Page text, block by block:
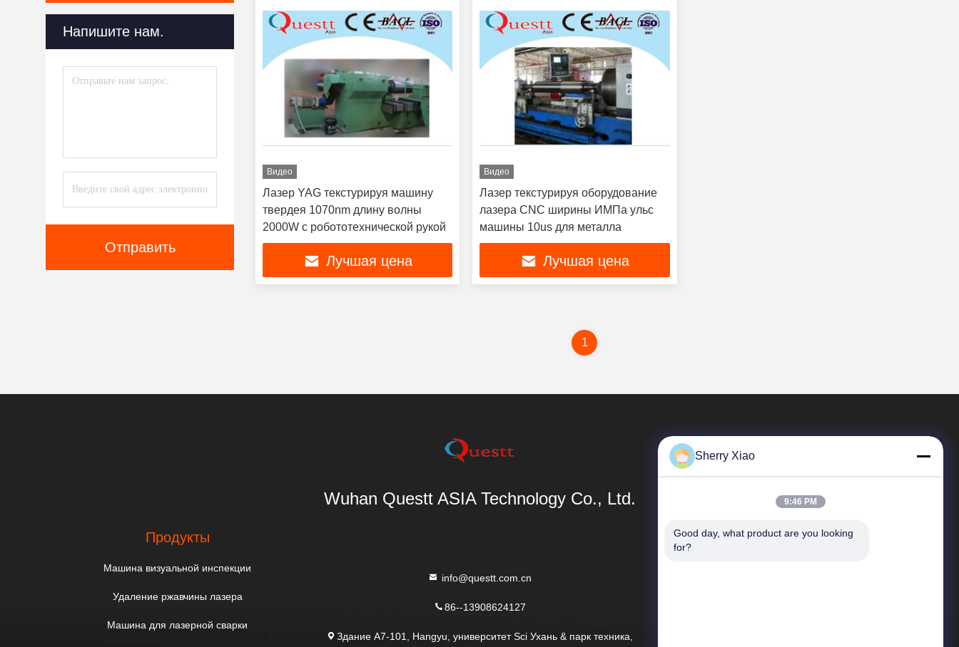
Система Роботизации
Канала(20)
Напишите нам.
Отправить
Видео
Лазер YAG текстурируя машину
твердея 1070nm длину волны
2000W с робототехнической рукой
Лучшая цена
Видео
Лазер текстурируя оборудование
лазера CNC ширины ИМПа ульс
машины 10us для металла
Лучшая цена
1
Wuhan Questt ASIA Technology Co., Ltd.
Продукты
Машина визуальной инспекции
Удаление ржавчины лазера
Машина для лазерной сварки
info@questt.com.cn
86--13908624127
Здание A7-101, Hangyu, университет Sci Ухань & парк техника,
Быстрые Ссылки
Sherry Xiao
9:46 PM
Good day, what product are you looking
for?